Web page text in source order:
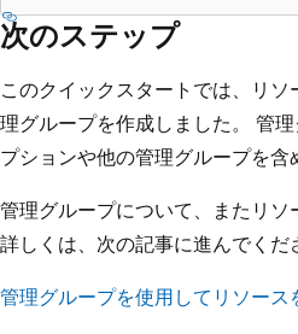
次のステップ
このクイックスタートでは、リ
理グループを作成しました。 管
プションや他の管理グループを含
管理グループについて、またリ
詳しくは、次の記事に進んでくだ
管理グループを使用してリソース